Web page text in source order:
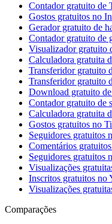
Contador gratuito de
Gostos gratuitos no
Gerador gratuito de
Contador gratuito de
Visualizador gratuito
Calculadora gratuita
Transferidor gratuito
Transferidor gratuito
Download gratuito
Contador gratuito de
Calculadora gratuita
Gostos gratuitos no
Seguidores gratuitos
Comentários
Seguidores gratuitos
Visualizações
Inscritos gratuitos no
Visualizações
Comparações